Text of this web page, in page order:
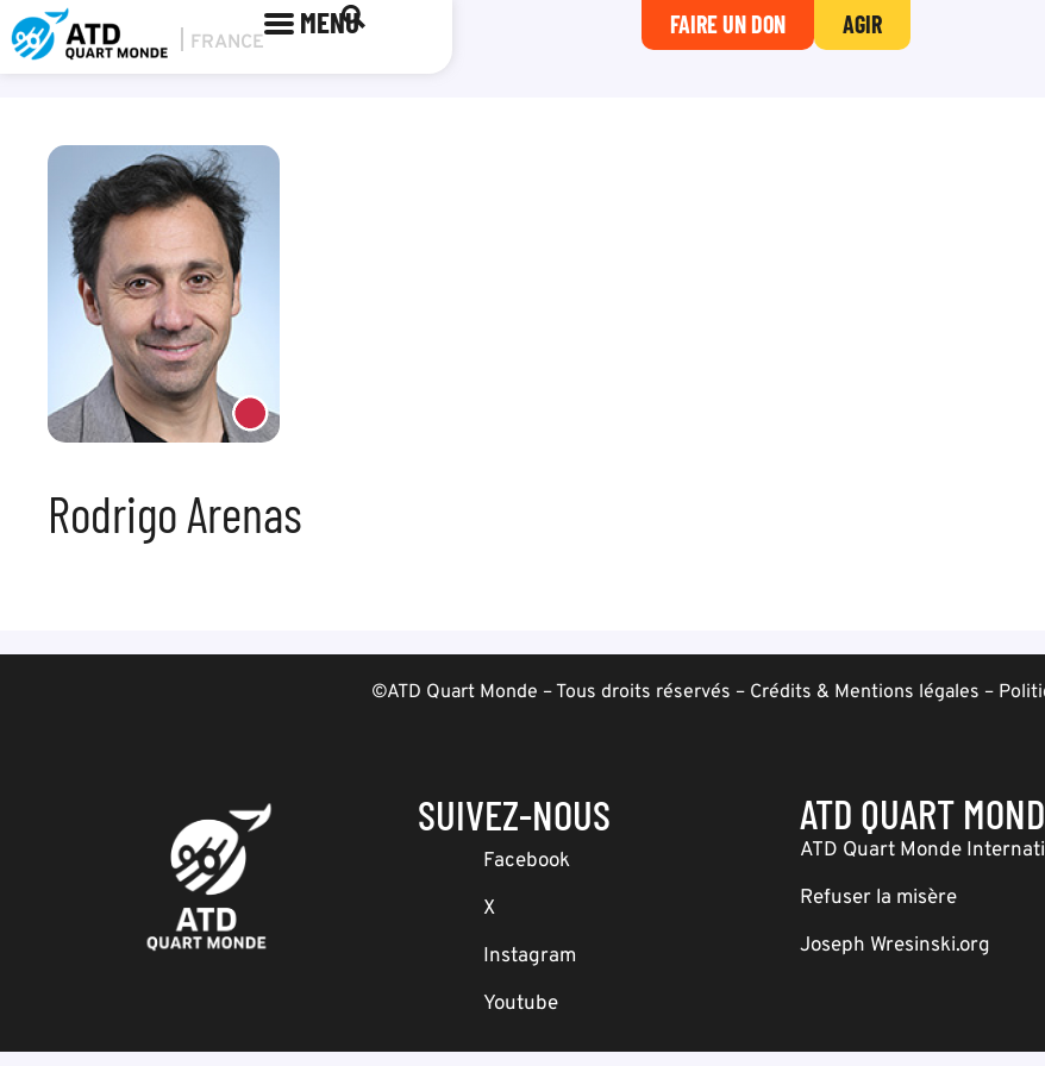
MENU FAIRE UN DON AGIR
Rodrigo Arenas
©ATD Quart Monde – Tous droits réservés – Crédits & Mentions légales –
SUIVEZ-NOUS
Facebook
X
Instagram
Youtube
ATD QUART
ATD Quart Monde
Refuser la misère
Joseph Wresinski.org